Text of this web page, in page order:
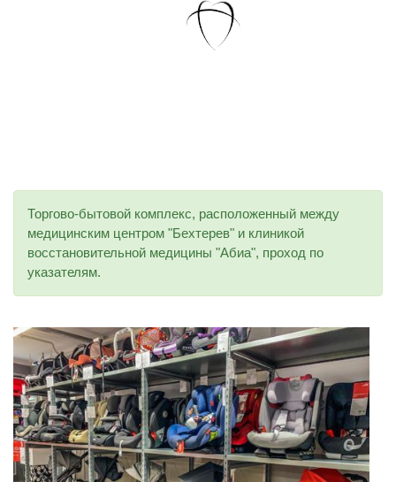
Торгово-бытовой комплекс, расположенный между
медицинским центром "Бехтерев" и клиникой
восстановительной медицины "Абиа", проход по
указателям.